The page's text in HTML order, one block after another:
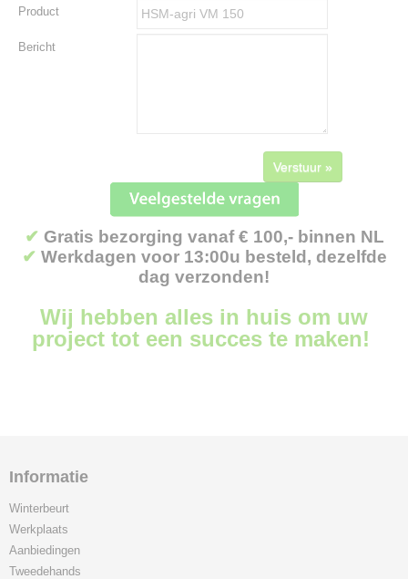
Product
Bericht
Verstuur »
✔ Gratis bezorging vanaf € 100,- binnen NL
✔ Werkdagen voor 13:00u besteld, dezelfde
dag verzonden!
Wij hebben alles in huis om uw
project tot een succes te maken!
Informatie
Winterbeurt
Werkplaats
Aanbiedingen
Tweedehands